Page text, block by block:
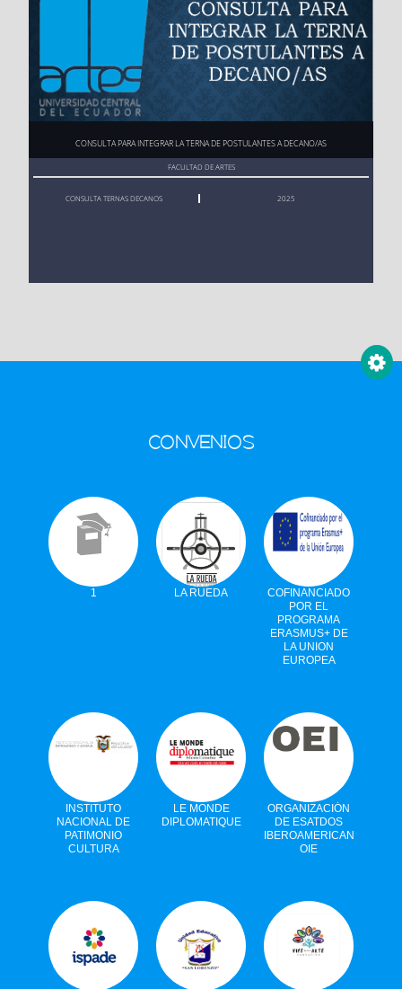
CONSULTA PARA INTEGRAR LA TERNA DE POSTULANTES A DECANO/AS
FACULTAD DE ARTES
CONSULTA TERNAS DECANOS 2025
CONVENIOS
1 LA RUEDA
COFINANCIADO
POR EL
PROGRAMA
ERASMUS+ DE
LA UNION
EUROPEA
INSTITUTO
NACIONAL DE
PATIMONIO
CULTURA
LE MONDE
DIPLOMATIQUE
ORGANIZACIÓN
DE ESATDOS
IBEROAMERICANOS
OIE
Ver aquí